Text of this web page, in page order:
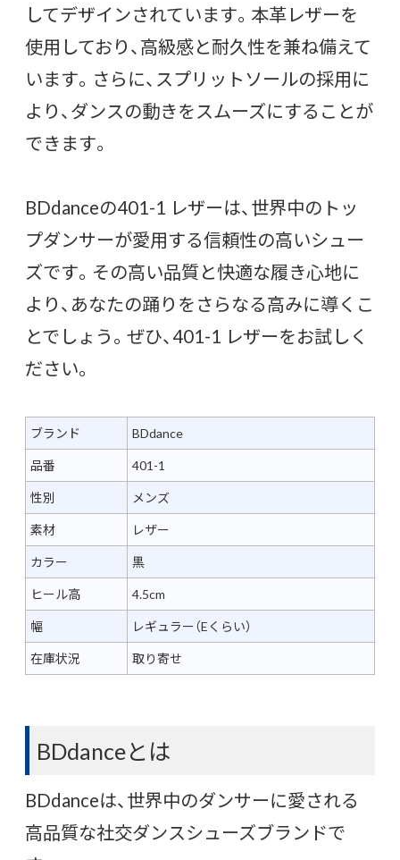
してデザインされています。本革レザーを
使用しており、高級感と耐久性を兼ね備えて
います。さらに、スプリットソールの採用に
より、ダンスの動きをスムーズにすることが
できます。
BDdanceの401-1 レザーは、世界中のトッ
プダンサーが愛用する信頼性の高いシュー
ズです。その高い品質と快適な履き心地に
より、あなたの踊りをさらなる高みに導くこ
とでしょう。ぜひ、401-1 レザーをお試しく
ださい。
ブランド
BDdance
品番
401-1
性別
メンズ
素材
レザー
カラー
黒
ヒール高
4.5cm
幅
レギュラー（Eくらい）
在庫状況
取り寄せ
BDdanceとは
BDdanceは、世界中のダンサーに愛される
高品質な社交ダンスシューズブランドで